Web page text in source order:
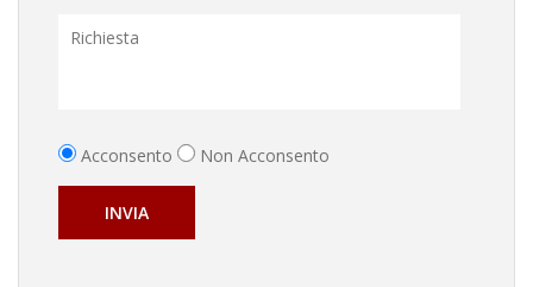
Acconsento Non Acconsento
INVIA